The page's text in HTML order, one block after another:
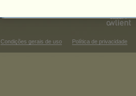
Condições gerais de uso Política de privacidade